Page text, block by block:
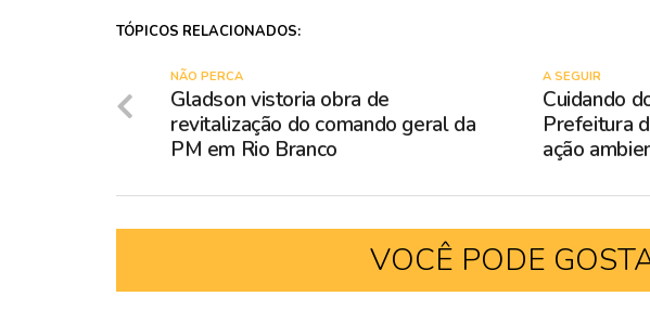
TÓPICOS RELACIONADOS:
A SEGUIR
Cuidando
Prefeitura
ação
NÃO PERCA
Gladson vistoria obra de
revitalização do comando geral da
PM em Rio Branco
VOCÊ PODE